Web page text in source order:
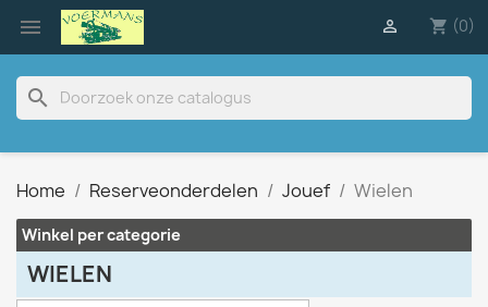
 shopping_cart (0)

search
Home Reserveonderdelen Jouef Wielen
Winkel per categorie
WIELEN